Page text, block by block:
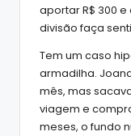
aportar R$ 300 e
divisão faça
Tem um caso
armadilha.
mês, mas
viagem e
meses, o fundo